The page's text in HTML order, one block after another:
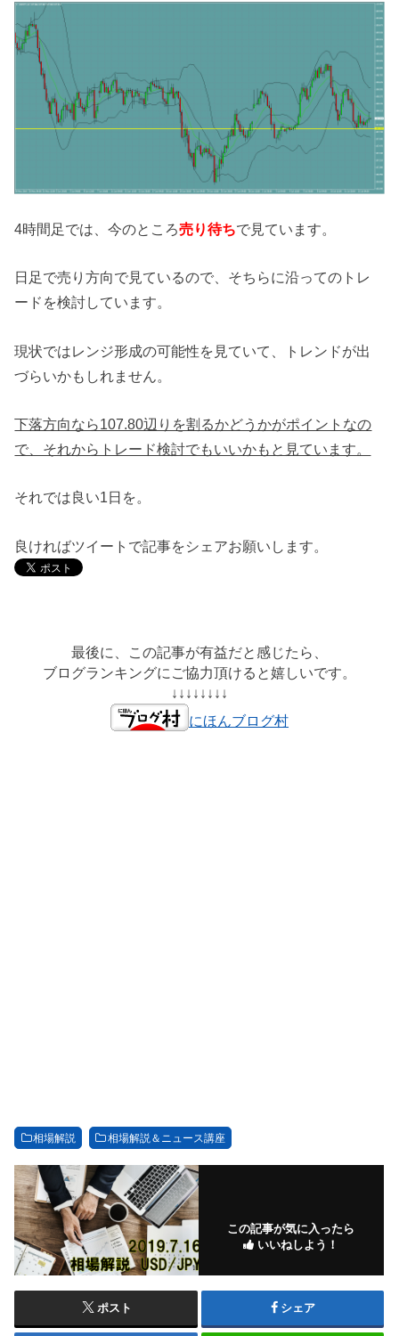
4時間足では、今のところ売り待ちで見ています。
日足で売り方向で見ているので、そちらに沿ってのトレ
ードを検討しています。
現状ではレンジ形成の可能性を見ていて、トレンドが出
づらいかもしれません。
下落方向なら107.80辺りを割るかどうかがポイントなの
で、それからトレード検討でもいいかもと見ています。
それでは良い1日を。
良ければツイートで記事をシェアお願いします。
最後に、この記事が有益だと感じたら、
ブログランキングにご協力頂けると嬉しいです。
↓↓↓↓↓↓↓↓
にほんブログ村
相場解説 相場解説＆ニュース講座
この記事が気に入ったら
いいねしよう！
ポスト シェア